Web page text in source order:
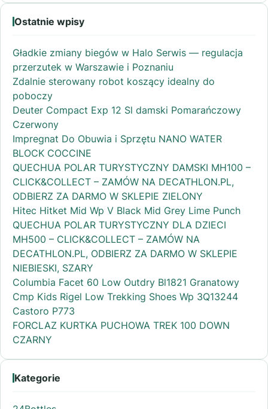
Ostatnie wpisy
Gładkie zmiany biegów w Halo Serwis — regulacja
przerzutek w Warszawie i Poznaniu
Zdalnie sterowany robot koszący idealny do
poboczy
Deuter Compact Exp 12 Sl damski Pomarańczowy
Czerwony
Impregnat Do Obuwia i Sprzętu NANO WATER
BLOCK COCCINE
QUECHUA POLAR TURYSTYCZNY DAMSKI MH100 –
CLICK&COLLECT – ZAMÓW NA DECATHLON.PL,
ODBIERZ ZA DARMO W SKLEPIE ZIELONY
Hitec Hitket Mid Wp V Black Mid Grey Lime Punch
QUECHUA POLAR TURYSTYCZNY DLA DZIECI
MH500 – CLICK&COLLECT – ZAMÓW NA
DECATHLON.PL, ODBIERZ ZA DARMO W SKLEPIE
NIEBIESKI, SZARY
Columbia Facet 60 Low Outdry Bl1821 Granatowy
Cmp Kids Rigel Low Trekking Shoes Wp 3Q13244
Castoro P773
FORCLAZ KURTKA PUCHOWA TREK 100 DOWN
CZARNY
Kategorie